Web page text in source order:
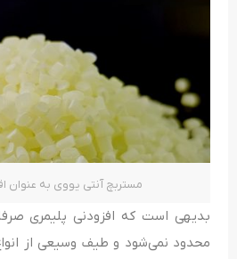
مستربچ آنتی یووی به عنوان
بدیهی است که افزودنی پلیمری
محدود نمی‌شود و طیف وسیعی از